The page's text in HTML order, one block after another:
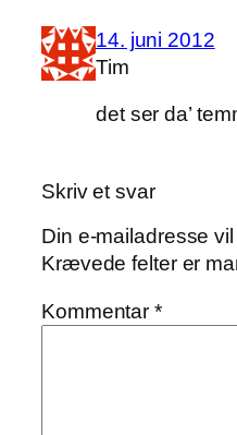
14. juni 2012
Tim
det ser da’
Skriv et svar
Din e-mailadresse
Krævede felter er
Kommentar*